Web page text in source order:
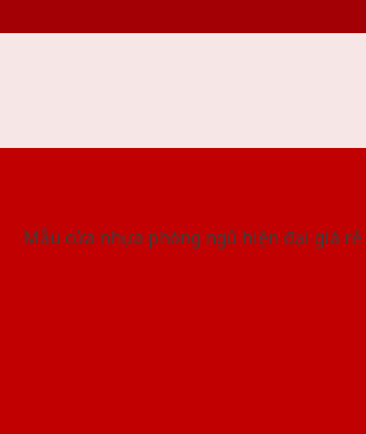
Mẫu cửa nhựa phòng ngủ hiện đại giá rẻ